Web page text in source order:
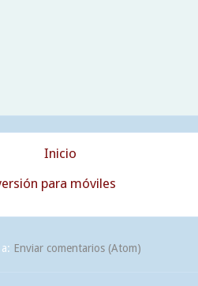
Inicio
para móviles
Enviar comentarios (Atom)